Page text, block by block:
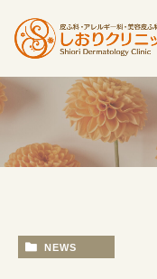
NEWS